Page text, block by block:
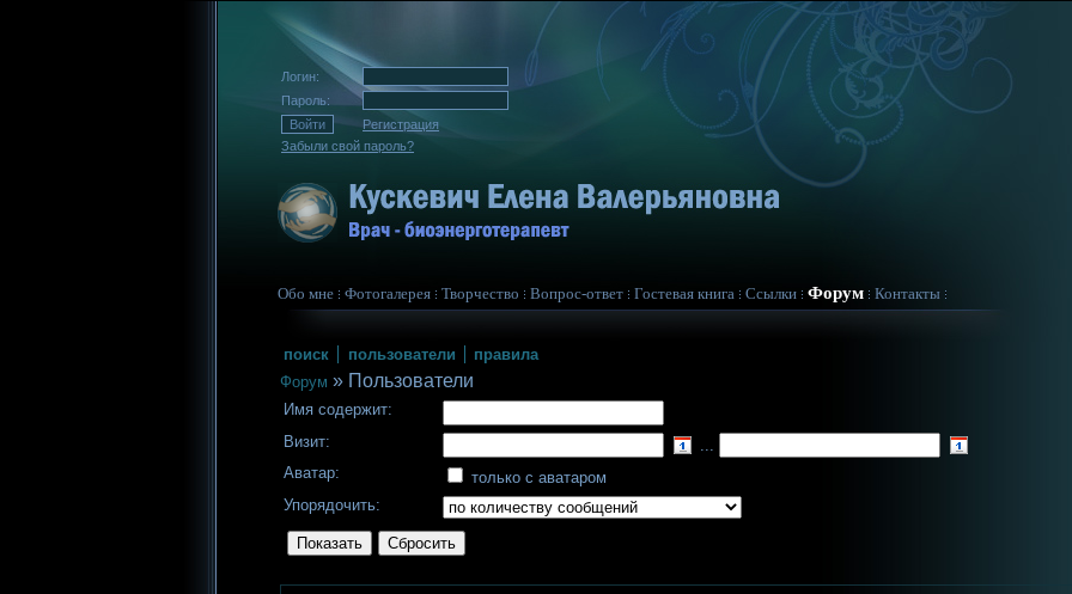
Логин:
Пароль:
Регистрация
Забыли свой пароль?
Обо мне Фотогалерея Творчество Вопрос-ответ Гостевая книга Ссылки Форум Контакты
поиск пользователи
правила
Форум » Пользователи
Имя содержит:
Визит:
Аватар:
только с аватаром
Упорядочить: